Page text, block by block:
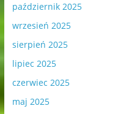
październik 2025
wrzesień 2025
sierpień 2025
lipiec 2025
czerwiec 2025
maj 2025